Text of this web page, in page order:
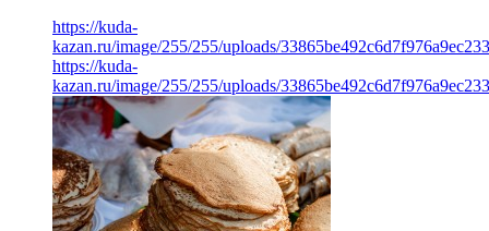
https://kuda-
kazan.ru/image/255/255/uploads/
https://kuda-
kazan.ru/image/255/255/uploads/